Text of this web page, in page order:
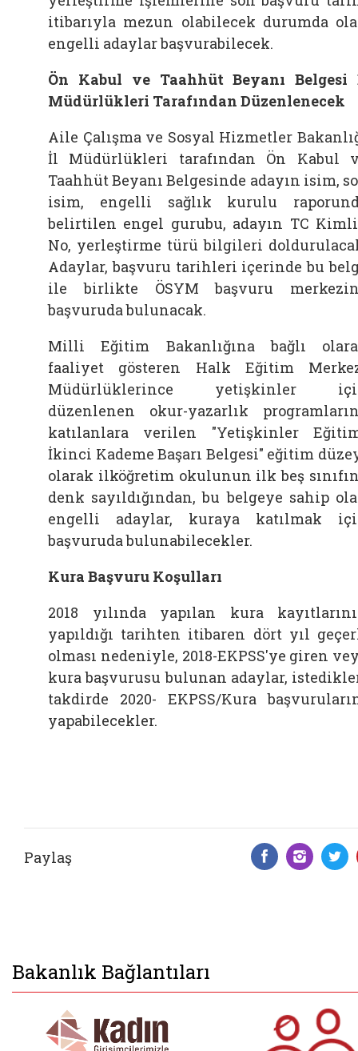
itibarıyla mezun olabilecek durumda
engelli adaylar başvurabilecek.
Ön Kabul ve Taahhüt Beyanı Belgesi
Müdürlükleri Tarafından Düzenlenecek
Aile Çalışma ve Sosyal Hizmetler
İl Müdürlükleri tarafından Ön Kabul
Taahhüt Beyanı Belgesinde adayın isim,
isim, engelli sağlık kurulu
belirtilen engel gurubu, adayın TC
No, yerleştirme türü bilgileri
Adaylar, başvuru tarihleri içerinde bu
ile birlikte ÖSYM başvuru
başvuruda bulunacak.
Milli Eğitim Bakanlığına bağlı
faaliyet gösteren Halk Eğitim
Müdürlüklerince yetişkinler
düzenlenen okur-yazarlık
katılanlara verilen "Yetişkinler
İkinci Kademe Başarı Belgesi" eğitim
olarak ilköğretim okulunun ilk beş
denk sayıldığından, bu belgeye sahip
engelli adaylar, kuraya katılmak
başvuruda bulunabilecekler.
Kura Başvuru Koşulları
2018 yılında yapılan kura
yapıldığı tarihten itibaren dört yıl
olması nedeniyle, 2018-EKPSS'ye giren
kura başvurusu bulunan adaylar,
takdirde 2020- EKPSS/Kura
yapabilecekler.
Paylaş
Bakanlık Bağlantıları